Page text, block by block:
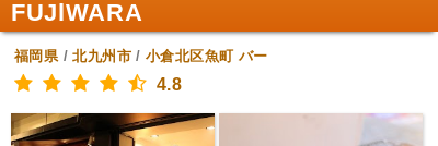
FUJlWARA
福岡県/北九州市/小倉北区魚町 バー
4.8